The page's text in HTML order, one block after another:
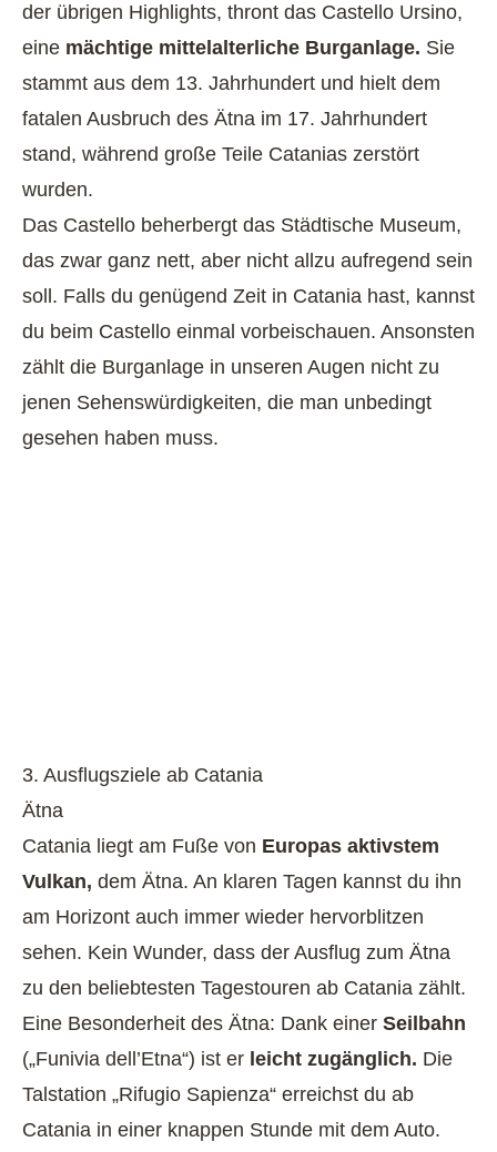
der übrigen Highlights, thront das Castello Ursino,
eine mächtige mittelalterliche Burganlage. Sie
stammt aus dem 13. Jahrhundert und hielt dem
fatalen Ausbruch des Ätna im 17. Jahrhundert
stand, während große Teile Catanias zerstört
wurden.
Das Castello beherbergt das Städtische Museum,
das zwar ganz nett, aber nicht allzu aufregend sein
soll. Falls du genügend Zeit in Catania hast, kannst
du beim Castello einmal vorbeischauen. Ansonsten
zählt die Burganlage in unseren Augen nicht zu
jenen Sehenswürdigkeiten, die man unbedingt
gesehen haben muss.
3. Ausflugsziele ab Catania
Ätna
Catania liegt am Fuße von Europas aktivstem
Vulkan, dem Ätna. An klaren Tagen kannst du ihn
am Horizont auch immer wieder hervorblitzen
sehen. Kein Wunder, dass der Ausflug zum Ätna
zu den beliebtesten Tagestouren ab Catania zählt.
Eine Besonderheit des Ätna: Dank einer Seilbahn
(„Funivia dell’Etna“) ist er leicht zugänglich. Die
Talstation „Rifugio Sapienza“ erreichst du ab
Catania in einer knappen Stunde mit dem Auto.